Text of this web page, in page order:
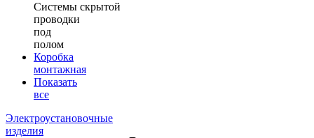
Системы скрытой
проводки
под
полом
Коробка
монтажная
Показать
все
Электроустановочные
изделия